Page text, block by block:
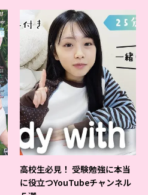
高校生必見！ 受験勉強に本当
に役立つYouTubeチャンネル